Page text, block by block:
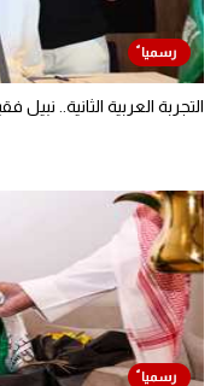
التجربة العربية الثانية..